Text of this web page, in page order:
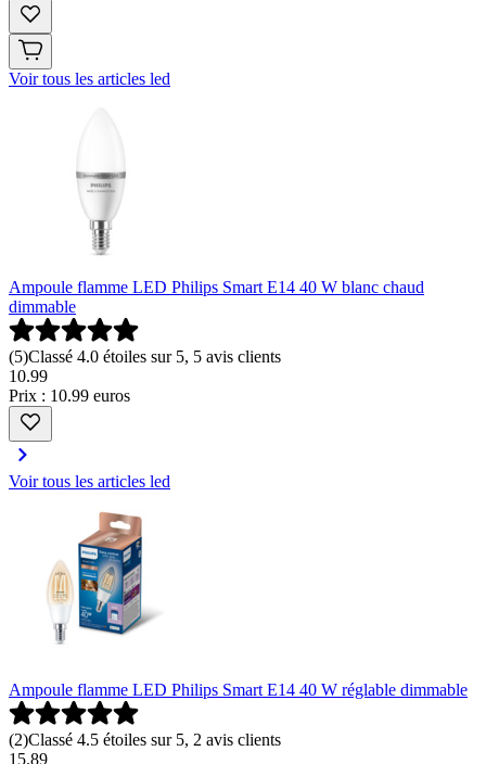
Voir tous les articles led
Ampoule flamme LED Philips Smart E14 40 W blanc chaud
dimmable
(5)Classé 4.0 étoiles sur 5, 5 avis clients
10.99
Prix : 10.99 euros
Voir tous les articles led
Ampoule flamme LED Philips Smart E14 40 W réglable dimmable
(2)Classé 4.5 étoiles sur 5, 2 avis clients
15.89